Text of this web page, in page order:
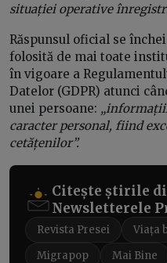
situației operative
Răspunsul oficial se
folosită de mai toate
în vigoare a
Datelor (GDPR) atunci
unei persoane:
caracter personal, fiind
cetățenilor”.
Citește știrile
Newsletterele
Revista Presei
Viața
Migrapop
Mai Bine